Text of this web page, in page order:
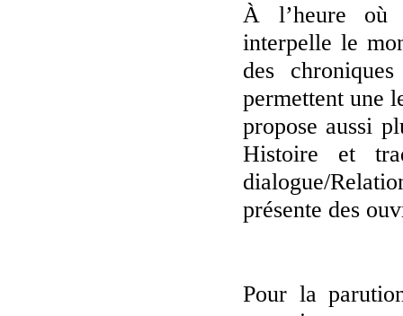
À l’heure où
interpelle le
des
permettent une
propose aussi
Histoire et
dialogue/
présente des
Pour la